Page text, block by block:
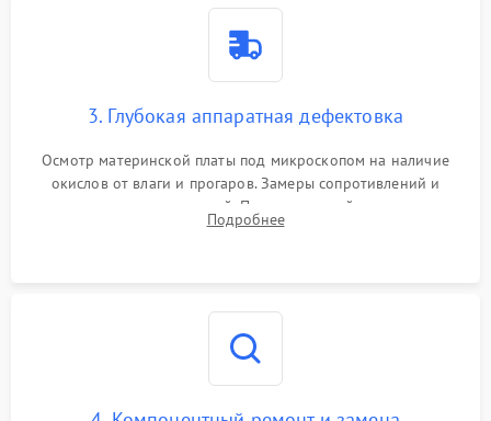
3. Глубокая аппаратная дефектовка
Осмотр материнской платы под микроскопом на наличие
окислов от влаги и прогаров. Замеры сопротивлений и
дежурных напряжений. Проверка цепей питания,
мультиконтроллера, процессора и видеочипа.
Подробнее